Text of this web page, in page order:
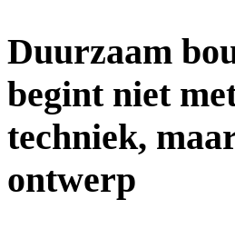
Duurzaam
begint niet
techniek,
ontwerp